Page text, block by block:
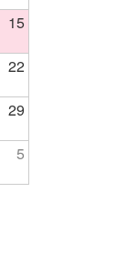
15
22
29
5